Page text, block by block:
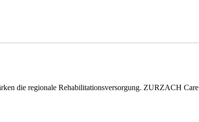
die regionale Rehabilitationsversorgung. ZURZACH